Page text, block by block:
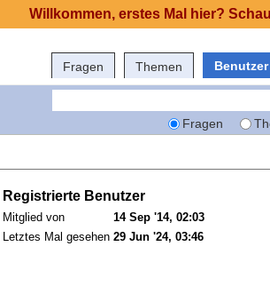
Fragen Themen Benutzer
Fragen
Registrierte Benutzer
Mitglied von
14 Sep '14, 02:03
Letztes Mal gesehen 29 Jun '24, 03:46
Willkommen, erstes Mal hier?